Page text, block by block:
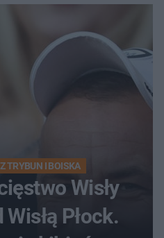
TRYBUN I BOISKA
Wisły
Płock.